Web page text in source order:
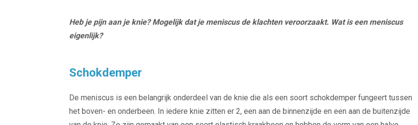
Heb je pijn aan je knie? Mogelijk dat je meniscus de klachten veroorzaakt. Wat is een meniscus
eigenlijk?
Schokdemper
De meniscus is een belangrijk onderdeel van de knie die als een soort schokdemper fungeert tussen
het boven- en onderbeen. In iedere knie zitten er 2, een aan de binnenzijde en een aan de buitenzijde